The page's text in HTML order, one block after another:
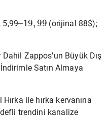
5,99
–19,99
(orijinal 88$);
Zappos'un Büyük Dış
Satın Almaya
ile hırka kervanına
trendini kanalize